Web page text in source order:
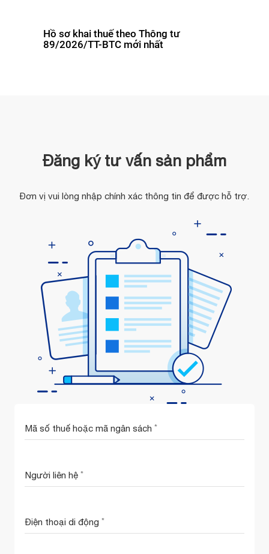
Hồ sơ khai thuế theo Thông tư
89/2026/TT-BTC mới nhất
Đăng ký tư vấn sản phẩm
Đơn vị vui lòng nhập chính xác thông tin để được hỗ trợ.
Mã số thuế hoặc mã ngân sách
Người liên hệ
Điện thoại di động